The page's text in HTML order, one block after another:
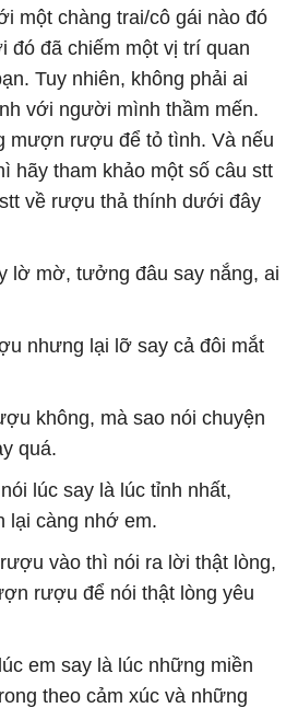
một chàng trai/cô gái nào đó
đó đã chiếm một vị trí quan
Tuy nhiên, không phải ai
với người mình thầm mến.
mượn rượu để tỏ tình. Và nếu
hãy tham khảo một số câu stt
về rượu thả thính dưới đây
lờ mờ, tưởng đâu say nắng, ai
nhưng lại lỡ say cả đôi mắt
không, mà sao nói chuyện
quá.
lúc say là lúc tỉnh nhất,
lại càng nhớ em.
vào thì nói ra lời thật lòng,
rượu để nói thật lòng yêu
em say là lúc những miền
theo cảm xúc và những